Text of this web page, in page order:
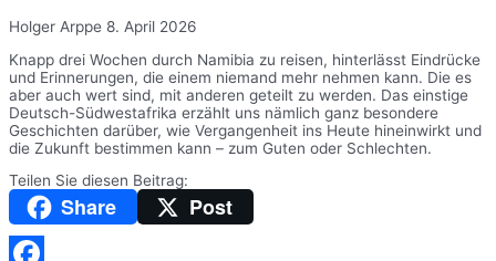
Holger Arppe 8. April 2026
Knapp drei Wochen durch Namibia zu reisen, hinterlässt Eindrücke
und Erinnerungen, die einem niemand mehr nehmen kann. Die es
aber auch wert sind, mit anderen geteilt zu werden. Das einstige
Deutsch-Südwestafrika erzählt uns nämlich ganz besondere
Geschichten darüber, wie Vergangenheit ins Heute hineinwirkt und
die Zukunft bestimmen kann – zum Guten oder Schlechten.
Teilen Sie diesen Beitrag:
Share Post